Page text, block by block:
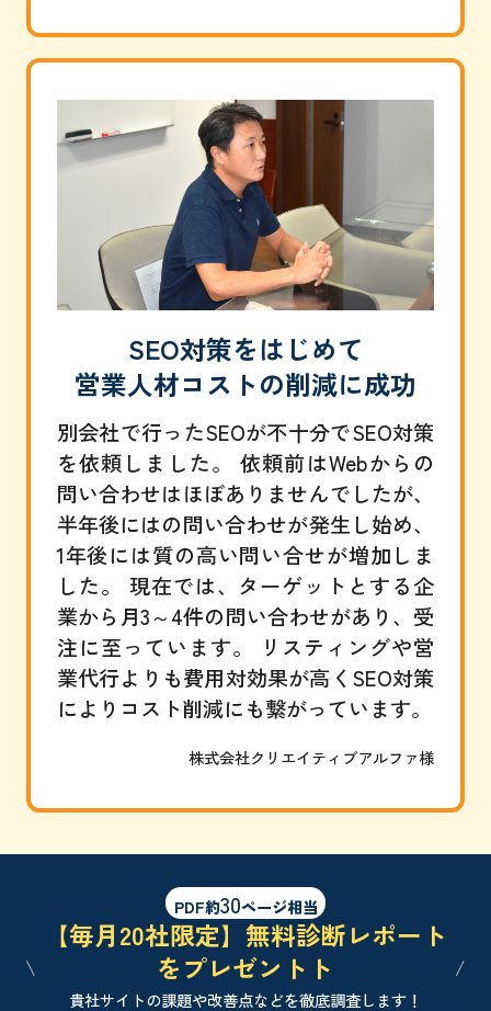
SEO対策をはじめて
営業人材コストの削減に成功
別会社で行ったSEOが不十分でSEO対策
を依頼しました。 依頼前はWebからの
問い合わせはほぼありませんでしたが、
半年後にはの問い合わせが発生し始め、
1年後には質の高い問い合せが増加しま
した。 現在では、ターゲットとする企
業から月3～4件の問い合わせがあり、受
注に至っています。 リスティングや営
業代行よりも費用対効果が高くSEO対策
によりコスト削減にも繋がっています。
株式会社クリエイティブアルファ様
PDF約30ページ相当
【毎月20社限定】無料診断レポート
をプレゼントト
貴社サイトの課題や改善点などを徹底調査します！